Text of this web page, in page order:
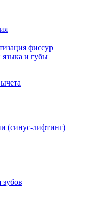
фиссур
языка и губы
(синус-лифтинг)